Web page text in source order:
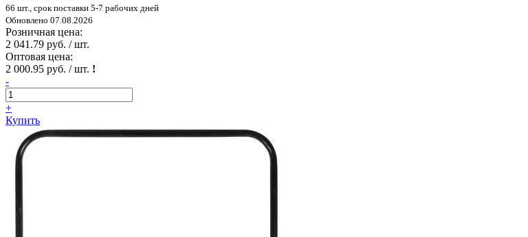
66 шт., срок поставки 5-7 рабочих дней
Обновлено 07.08.2026
Розничная цена:
2 041.79 руб. / шт.
Оптовая цена:
2 000.95 руб. / шт. !
-
+
Купить